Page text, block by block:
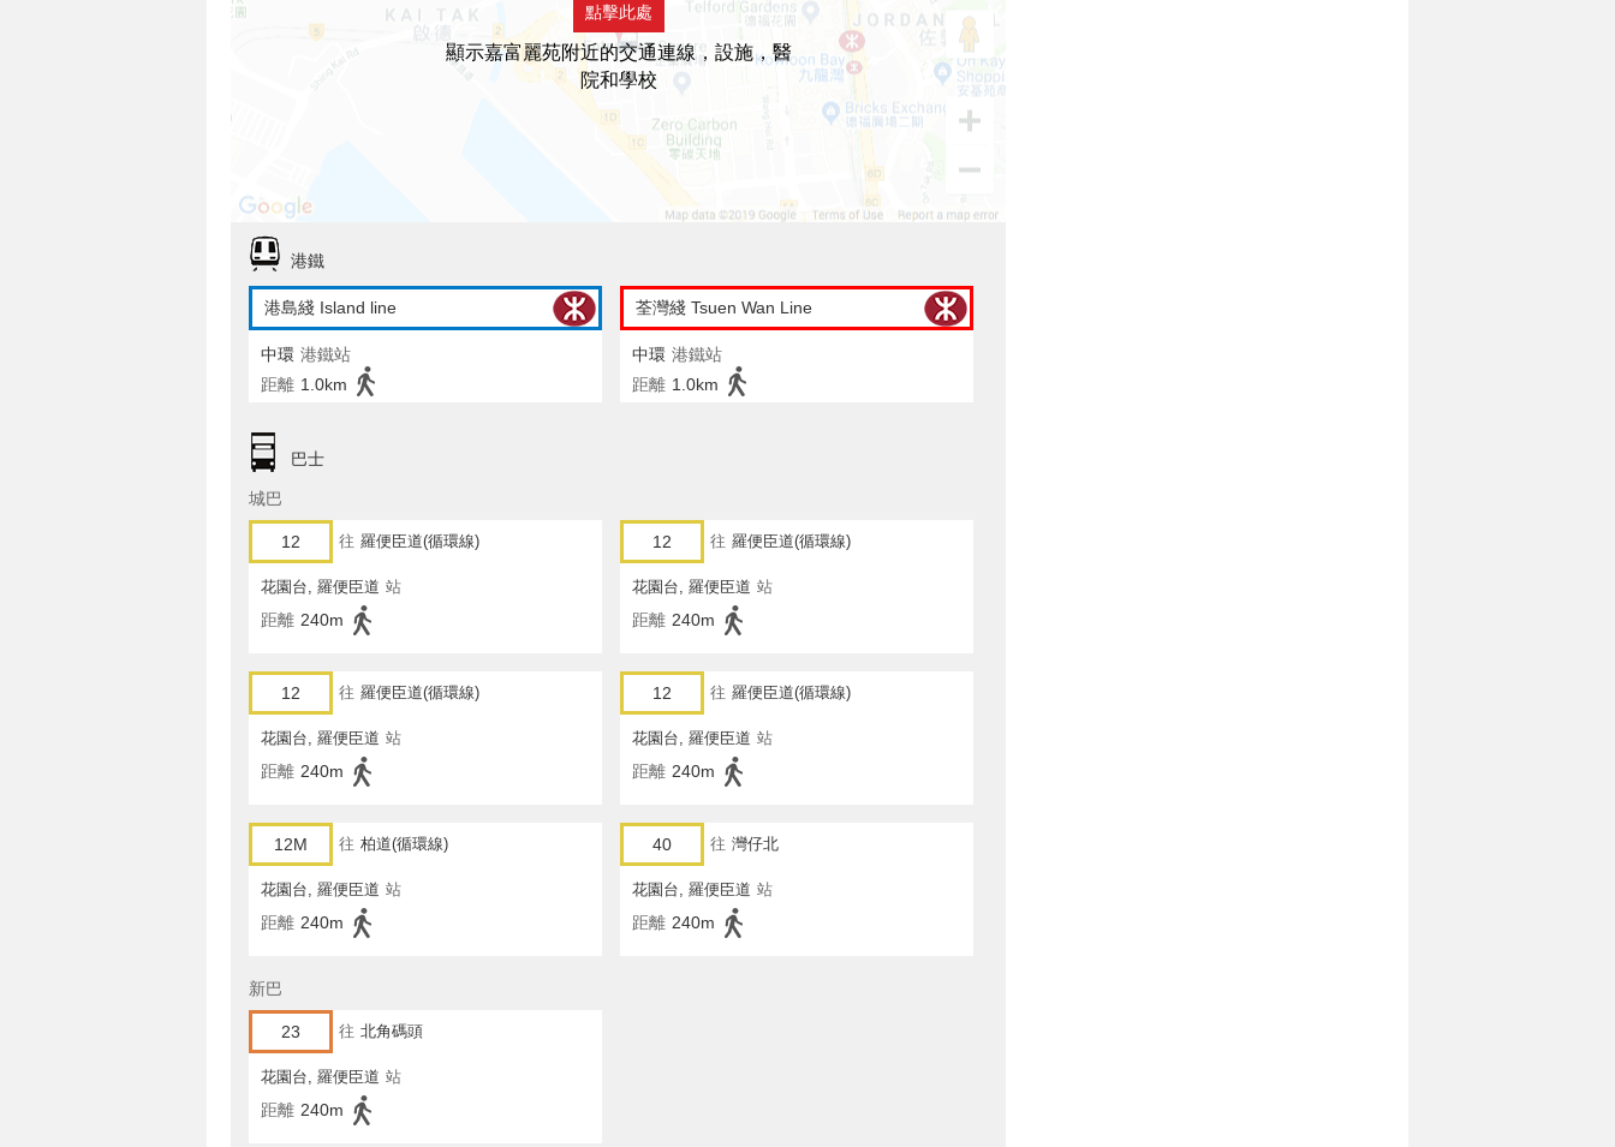
點擊此處
顯示嘉富麗苑附近的交通連線，設施，醫
院和學校
港鐵
港島綫 Island line
中環 港鐵站
距離 1.0km
荃灣綫 Tsuen Wan Line
中環 港鐵站
距離 1.0km
巴士
城巴
12 往 羅便臣道(循環線)
花園台, 羅便臣道 站
距離 240m
12 往 羅便臣道(循環線)
花園台, 羅便臣道 站
距離 240m
12 往 羅便臣道(循環線)
花園台, 羅便臣道 站
距離 240m
12 往 羅便臣道(循環線)
花園台, 羅便臣道 站
距離 240m
12M 往 柏道(循環線)
花園台, 羅便臣道 站
距離 240m
40 往 灣仔北
花園台, 羅便臣道 站
距離 240m
新巴
23 往 北角碼頭
花園台, 羅便臣道 站
距離 240m